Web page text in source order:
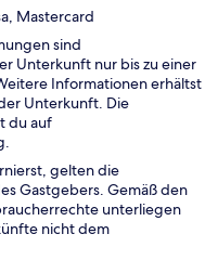
Mastercard
sind
Unterkunft nur bis zu einer
Informationen erhältst
Unterkunft. Die
du auf
gelten die
Gastgebers. Gemäß den
unterliegen
nicht dem